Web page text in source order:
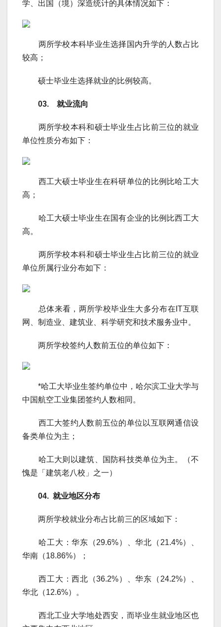
学、出国（境）深造统计的具体情况如下：
两所学校本科毕业生选择国内升学的人数占比
较高；
硕士毕业生选择就业的比例较高。
03. 就业流向
两所学校本科和硕士毕业生占比前三位的就业
单位性质分布如下：
西工大硕士毕业生在科研单位的比例比哈工大
高；
哈工大硕士毕业生在国有企业的比例比西工大
高。
两所学校本科和硕士毕业生占比前三位的就业
单位所属行业分布如下：
总体来看，两所学校毕业生大多分布在IT互联
网、制造业、建筑业、科学研究和技术服务业中。
两所学校签约人数前五位的单位如下：
*哈工大毕业生签约单位中，哈尔滨工业大学与
中国航空工业集团签约人数相同。
西工大签约人数前五位的单位以互联网通信设
备类单位为主；
哈工大则以建筑、国防科技类单位为主。（不
愧是「建筑老八校」之一）
04. 就业地区分布
两所学校就业分布占比前三的区域如下：
哈工大：华东（29.6%）、华北（21.4%）、
华南（18.86%）；
西工大：西北（36.2%）、华东（24.2%）、
华北（12.6%）。
西北工业大学地处西安，而毕业生就业地区也